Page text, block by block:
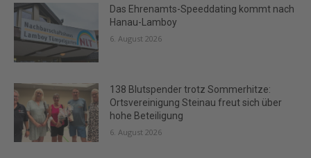
Das Ehrenamts-Speeddating kommt nach
Hanau-Lamboy
6. August 2026
138 Blutspender trotz Sommerhitze:
Ortsvereinigung Steinau freut sich über
hohe Beteiligung
6. August 2026